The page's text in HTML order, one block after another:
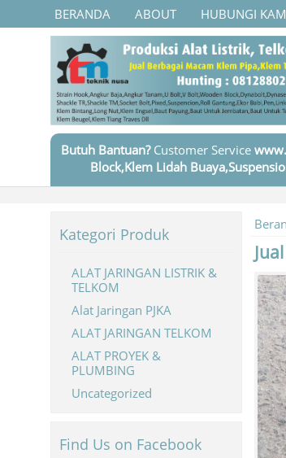
BERANDA ABOUT HUBUNGI
Butuh Bantuan?Customer Service
Block,Klem Lidah
Kategori Produk
ALAT JARINGAN LISTRIK &
TELKOM
Alat Jaringan PJKA
ALAT JARINGAN TELKOM
ALAT PROYEK &
PLUMBING
Uncategorized
Find Us on Facebook